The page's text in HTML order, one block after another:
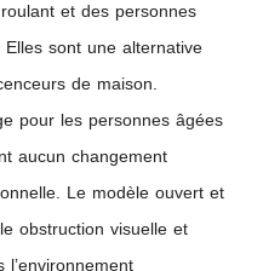
et des personnes
sont une alternative
de maison.
pour les personnes âgées
aucun changement
Le modèle ouvert et
obstruction visuelle et